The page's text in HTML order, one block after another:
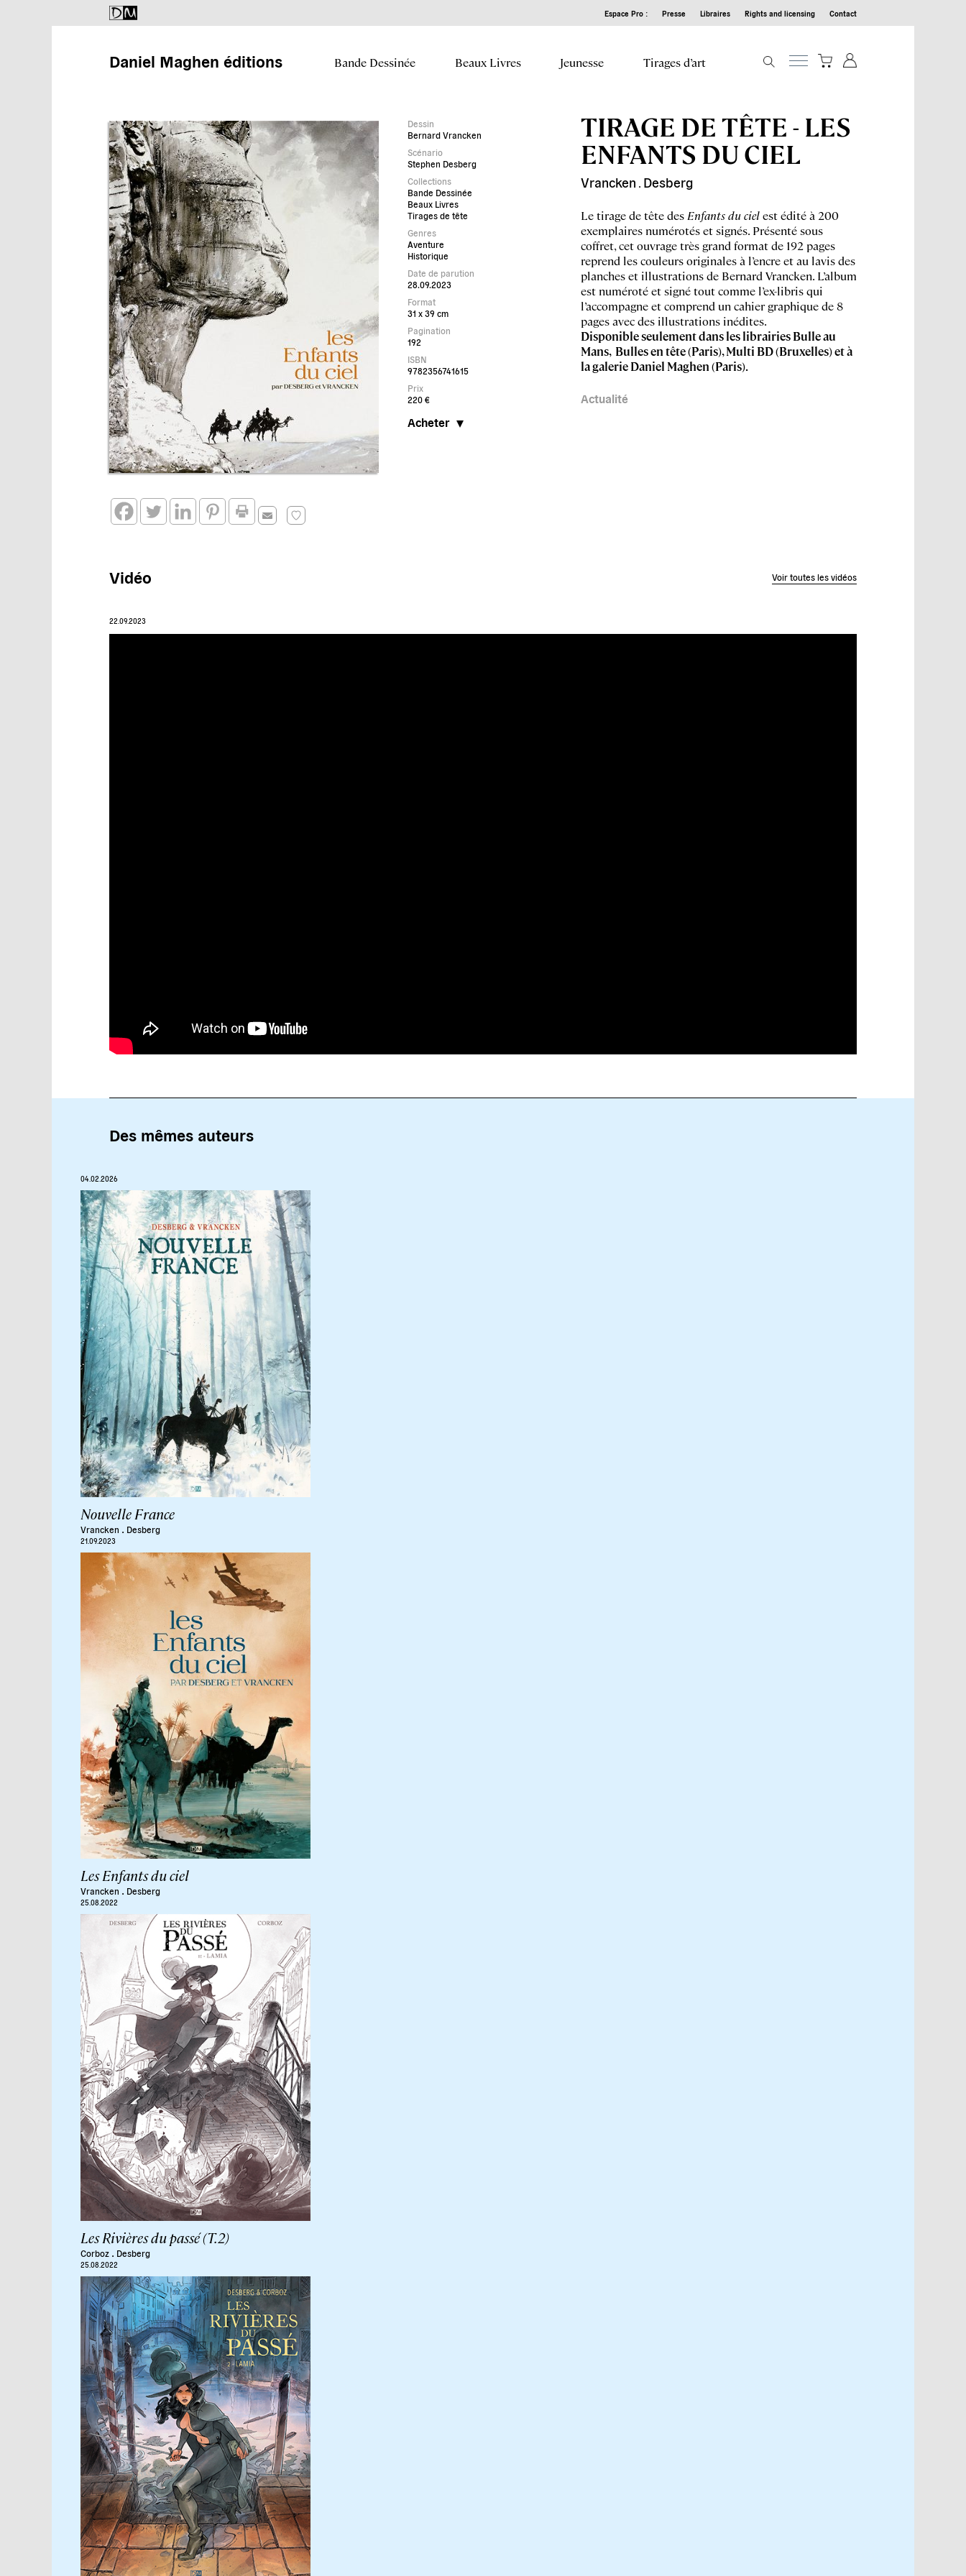
Espace Pro : Presse Libraires Rights and licensing Contact
Daniel Maghen éditions Bande Dessinée Beaux Livres Jeunesse Tirages d’art
Dessin
Bernard Vrancken
Scénario
Stephen Desberg
Collections
Bande Dessinée
Beaux Livres
Tirages de tête
Genres
Aventure
Historique
Date de parution
28.09.2023
Format
31 x 39 cm
Pagination
192
ISBN
9782356741615
Prix
220 €
Acheter
TIRAGE DE TÊTE - LES
ENFANTS DU CIEL
Vrancken . Desberg
Le tirage de tête des Enfants du cielest édité à 200
exemplaires numérotés et signés. Présenté sous
coffret, cet ouvrage très grand format de 192 pages
reprend les couleurs originales à l’encre et au lavis des
planches et illustrations de Bernard Vrancken. L’album
est numéroté et signé tout comme l’ex-libris qui
l’accompagne et comprend un cahier graphique de 8
pages avec des illustrations inédites.
Disponible seulement dans les librairiesBulle au
Mans, Bulles en tête(Paris),Multi BD(Bruxelles) et à
lagalerie Daniel Maghen(Paris).
Actualité
Vidéo Voir toutes les vidéos
22.09.2023
Des mêmes auteurs
04.02.2026
Nouvelle France
Vrancken . Desberg
21.09.2023
Les Enfants du ciel
Vrancken . Desberg
25.08.2022
Les Rivières du passé (T.2)
Corboz . Desberg
25.08.2022